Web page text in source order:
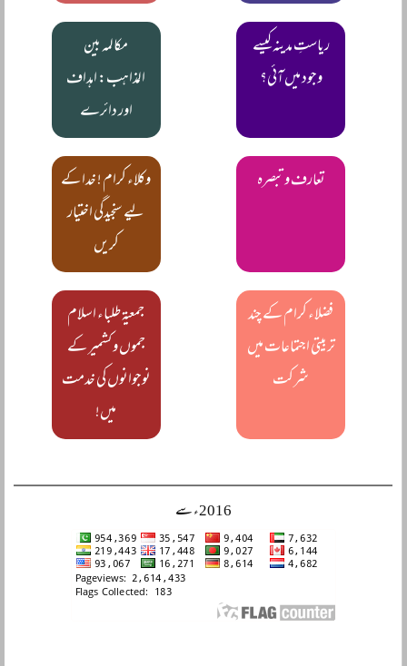
ریاستِ مدینہ کیسے
وجود میں آئی؟
مکالمہ بین
المذاہب: اہداف
اور دائرے
تعارف و تبصرہ
وکلاء کرام ! خدا کے
لیے سنجیدگی اختیار
کریں
فضلاء کرام کے چند
تربیتی اجتماعات میں
شرکت
جمعیۃ طلباء اسلام
جموں و کشمیر کے
نوجوانوں کی خدمت
میں!
2016ء سے